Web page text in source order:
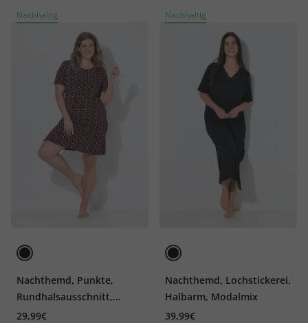
Nachhaltig
Nachthemd, Punkte,
Rundhalsausschnitt,
Halbarm
29,99€
Nachhaltig
Nachthemd, Lochstickerei,
Halbarm, Modalmix
39,99€